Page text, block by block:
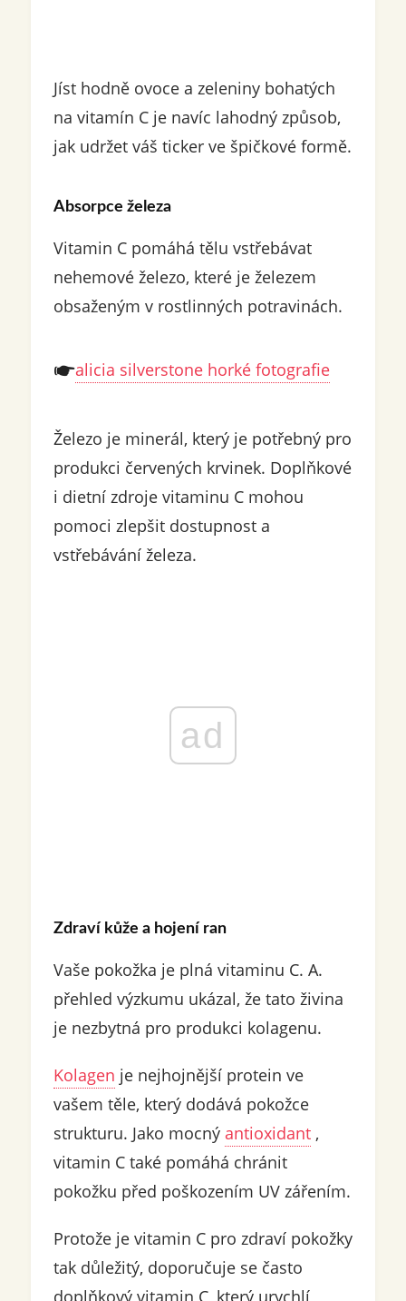
Jíst hodně ovoce a zeleniny bohatých
na vitamín C je navíc lahodný způsob,
jak udržet váš ticker ve špičkové formě.
Absorpce železa
Vitamin C pomáhá tělu vstřebávat
nehemové železo, které je železem
obsaženým v rostlinných potravinách.
alicia silverstone horké fotografie
Železo je minerál, který je potřebný pro
produkci červených krvinek. Doplňkové
i dietní zdroje vitaminu C mohou
pomoci zlepšit dostupnost a
vstřebávání železa.
ad
Zdraví kůže a hojení ran
Vaše pokožka je plná vitaminu C. A.
přehled výzkumu ukázal, že tato živina
je nezbytná pro produkci kolagenu.
Kolagen je nejhojnější protein ve
vašem těle, který dodává pokožce
strukturu. Jako mocný antioxidant,
vitamin C také pomáhá chránit
pokožku před poškozením UV zářením.
Protože je vitamin C pro zdraví pokožky
tak důležitý, doporučuje se často
doplňkový vitamin C, který urychlí